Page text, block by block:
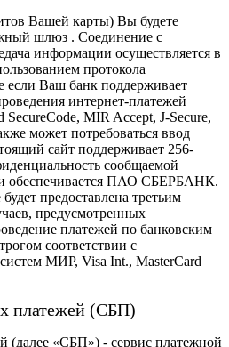
Вашей карты) Вы будете
шлюз . Соединение с
информации осуществляется в
протокола
если Ваш банк поддерживает
интернет-платежей
MIR Accept, J-Secure,
может потребоваться ввод
сайт поддерживает 256-
сообщаемой
обеспечивается ПАО СБЕРБАНК.
предоставлена третьим
предусмотренных
платежей по банковским
соответствии с
МИР, Visa Int., MasterCard
платежей (СБП)
(далее «СБП») - сервис платежной